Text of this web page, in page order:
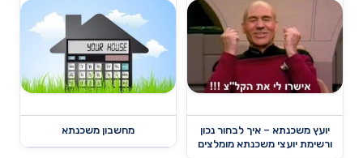
יועץ משכנתא – איך לבחור נכון
ורשימת יועצי משכנתא מומלצים
מחשבון משכנתא